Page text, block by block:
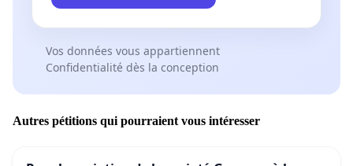
Vos données vous appartiennent
Confidentialité dès la conception
Autres pétitions qui pourraient vous intéresser